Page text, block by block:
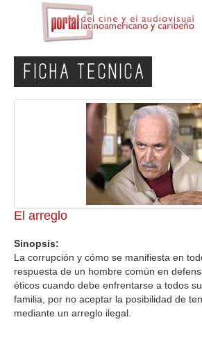
FICHA TECNICA
El arreglo
Sinopsis:
La corrupción y cómo se manifiesta en
respuesta de un hombre común en
éticos cuando debe enfrentarse a todos
familia, por no aceptar la posibilidad de
mediante un arreglo ilegal.